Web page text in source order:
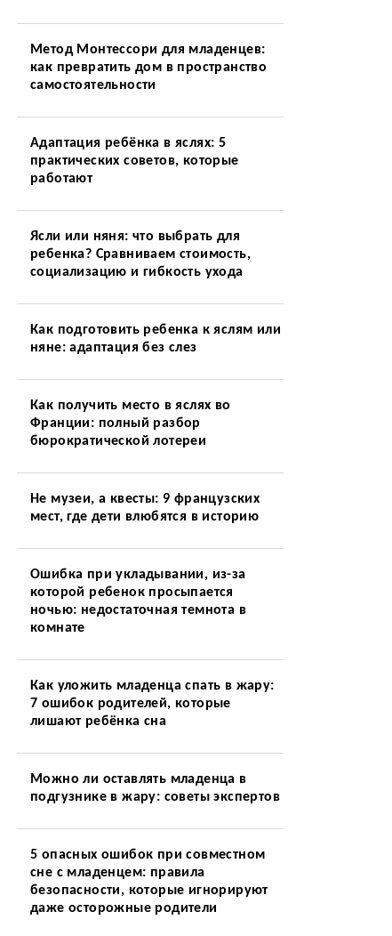
Метод Монтессори для младенцев:
как превратить дом в пространство
самостоятельности
Адаптация ребёнка в яслях: 5
практических советов, которые
работают
Ясли или няня: что выбрать для
ребенка? Сравниваем стоимость,
социализацию и гибкость ухода
Как подготовить ребенка к яслям или
няне: адаптация без слез
Как получить место в яслях во
Франции: полный разбор
бюрократической лотереи
Не музеи, а квесты: 9 французских
мест, где дети влюбятся в историю
Ошибка при укладывании, из-за
которой ребенок просыпается
ночью: недостаточная темнота в
комнате
Как уложить младенца спать в жару:
7 ошибок родителей, которые
лишают ребёнка сна
Можно ли оставлять младенца в
подгузнике в жару: советы экспертов
5 опасных ошибок при совместном
сне с младенцем: правила
безопасности, которые игнорируют
даже осторожные родители